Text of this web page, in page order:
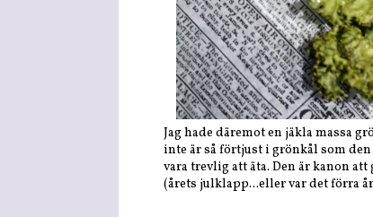
Jag hade däremot en jäkla massa
inte är så förtjust i grönkål som
vara trevlig att äta. Den är kanon
(årets julklapp...eller var det förra